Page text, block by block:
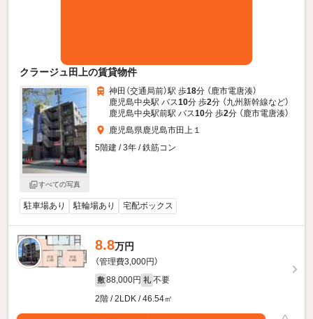
クラージュ田上の賃貸物件
すべての写真
神田（交通局前）駅 歩18分 （鹿市電唐湊）
鹿児島中央駅 バス10分 歩2分 （九州新幹線など）
鹿児島中央駅前駅 バス10分 歩2分 （鹿市電唐湊）
鹿児島県鹿児島市田上１
5階建 / 3年 / 鉄筋コン
駐車場あり 駐輪場あり 宅配ボックス
8.8万円
（管理費3,000円）
敷 88,000円 礼 不要
2階 / 2LDK / 46.54㎡